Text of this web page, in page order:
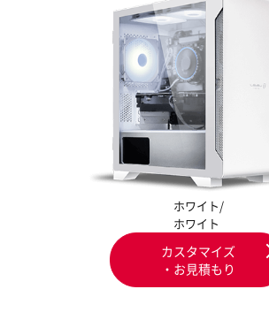
ホワイト/
ホワイト
カスタマイズ
・お見積もり